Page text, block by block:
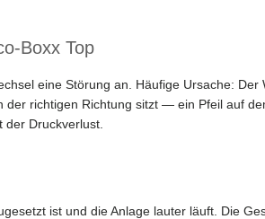
Boxx Top
eine Störung an. Häufige Ursache: Der
richtigen Richtung sitzt — ein Pfeil auf
Druckverlust.
ist und die Anlage lauter läuft. Die